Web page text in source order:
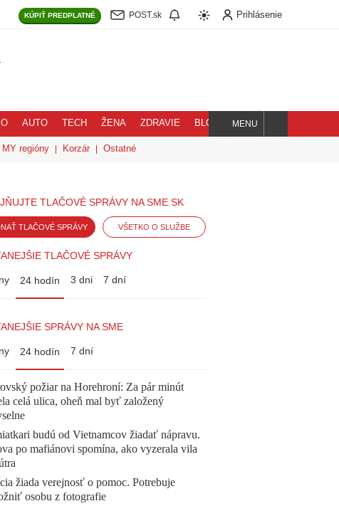
KÚPIŤ PREDPLATNÉ POST.sk Prihlásenie
AUTO TECH ŽENA ZDRAVIE BLOG
Hľadaj
MENU
MY regióny Korzár Ostatné
TLAČOVÉ SPRÁVY NA SME.SK
TLAČOVÉ SPRÁVY VŠETKO O SLUŽBE
TLAČOVÉ SPRÁVY
24 hodín 3 dni 7 dní
SPRÁVY NA SME
24 hodín 7 dní
požiar na Horehroní: Za pár minút
celá ulica, oheň mal byť založený
budú od Vietnamcov žiadať nápravu.
po mafiánovi spomína, ako vyzerala vila
žiada verejnosť o pomoc. Potrebuje
osobu z fotografie